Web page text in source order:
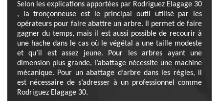
Selon les explications apportées par Rodriguez Elagage 30
, la tronçonneuse est le principal outil utilisé par les
opérateurs pour faire abattre un arbre. Il permet de faire
gagner du temps, mais il est aussi possible de recourir à
une hache dans le cas où le végétal a une taille modeste
et qu’il est assez jeune. Pour les arbres ayant une
dimension plus grande, l’abattage nécessite une machine
mécanique. Pour un abattage d’arbre dans les règles, il
est nécessaire de s’adresser à un professionnel comme
Rodriguez Elagage 30.